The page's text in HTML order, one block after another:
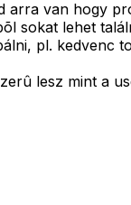
arra van hogy
sokat lehet
pl. kedvenc
lesz mint a